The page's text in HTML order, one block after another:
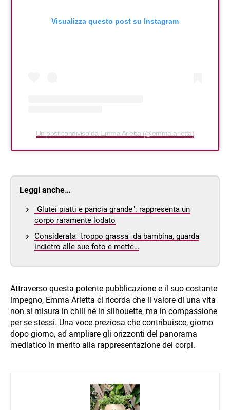
Visualizza questo post su Instagram
Un post condiviso da Emma Arletta (@emma.arletta)
Leggi anche…
"Glutei piatti e pancia grande": rappresenta un
corpo raramente lodato
Considerata "troppo grassa" da bambina, guarda
indietro alle sue foto e mette…
Attraverso questa potente pubblicazione e il suo costante
impegno, Emma Arletta ci ricorda che il valore di una vita
non si misura in chili né in silhouette, ma in compassione
per se stessi. Una voce preziosa che contribuisce, giorno
dopo giorno, ad ampliare gli orizzonti del panorama
mediatico in merito alla rappresentazione dei corpi.